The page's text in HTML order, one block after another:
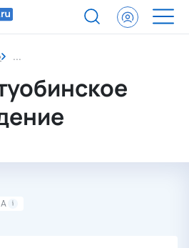
Среднеботуобинское